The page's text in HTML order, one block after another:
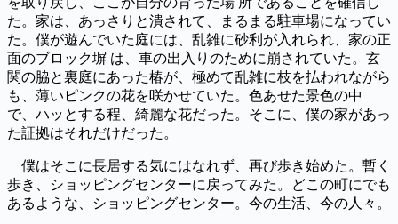
た。家は、あっさりと潰されて、まるまる駐車場になってい
た。僕が遊んでいた庭には、乱雑に砂利が入れられ、家の正
面のブロック塀 は、車の出入りのために崩されていた。玄
関の脇と裏庭にあった椿が、極めて乱雑に枝を払われながら
も、薄いピンクの花を咲かせていた。色あせた景色の中
で、ハッとする程、綺麗な花だった。そこに、僕の家があっ
た証拠はそれだけだった。
僕はそこに長居する気にはなれず、再び歩き始めた。暫く
歩き、ショッピングセンターに戻ってみた。どこの町にでも
あるような、ショッピングセンター。今の生活、今の人々。